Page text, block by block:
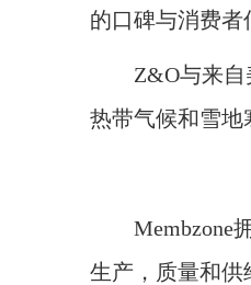
的口碑与消费者
Z&O与来自美
热带气候和雪地
Membzone拥
生产，质量和